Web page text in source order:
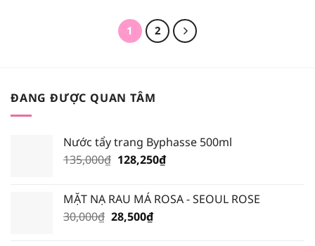
1 2
ĐANG ĐƯỢC QUAN TÂM
Nước tẩy trang Byphasse 500ml
135,000₫ Giá
135,000₫.
128,250₫Giá
là:
MẶT NẠ RAU MÁ ROSA - SEOUL ROSE
30,000₫ Giá
28,500₫Giá